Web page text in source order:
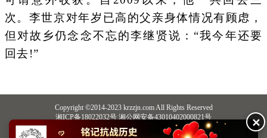
次。李世京对年岁已高的父亲身体情况有顾虑，
但对故乡仍念念不忘的李继贤说：“我今年还要
回去!”
Copyright ©2014-2023 krzzjn.com All Rights Reserved
湘ICP备18022032号 湘公网安备43010402000821号
中央网信办违法和不良信息举报中心
长沙市互联网违法和不良信息举报中心
不良信息举报电话：0731-85531328 19198230121（微信同号）
✕